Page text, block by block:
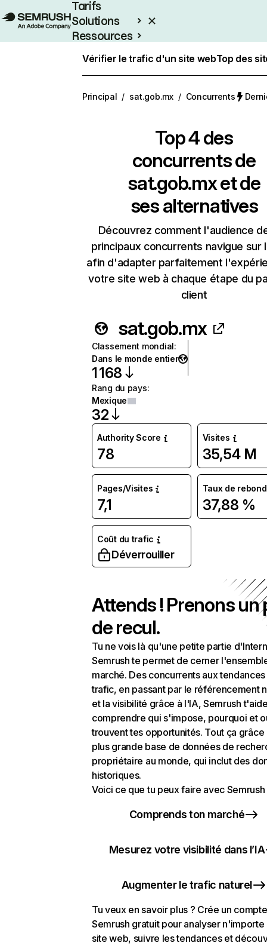
Tarifs
Solutions
Ressources
Vérifier le trafic d'un site webTop des
Principal / sat.gob.mx / Concurrents
Top 4 des
concurrents de
sat.gob.mx et de
ses alternatives
Découvrez comment l'audience
principaux concurrents navigue sur
afin d'adapter parfaitement
votre site web à chaque étape du
client
sat.gob.mx
Classement mondial:
Dans le monde entier
1 168
Rang du pays:
Mexique
32
Authority Score
78
Visites
35,54 M
Pages/Visites
7,1
Taux de rebond
37,88 %
Coût du trafic
Déverrouiller
Attends ! Prenons un
de recul.
Tu ne vois là qu'une petite partie
Semrush te permet de cerner
marché. Des concurrents aux
trafic, en passant par le référencement
et la visibilité grâce à l'IA, Semrush
comprendre qui s'impose, pourquoi et
trouvent tes opportunités. Tout ça grâce
plus grande base de données de
propriétaire au monde, qui inclut des
historiques.
Voici ce que tu peux faire avec Semrush
Comprends ton marché
Mesurez votre visibilité dans l’IA
Augmenter le trafic naturel
Tu veux en savoir plus ? Crée un compte
Semrush gratuit pour analyser n'importe
site web, suivre les tendances et